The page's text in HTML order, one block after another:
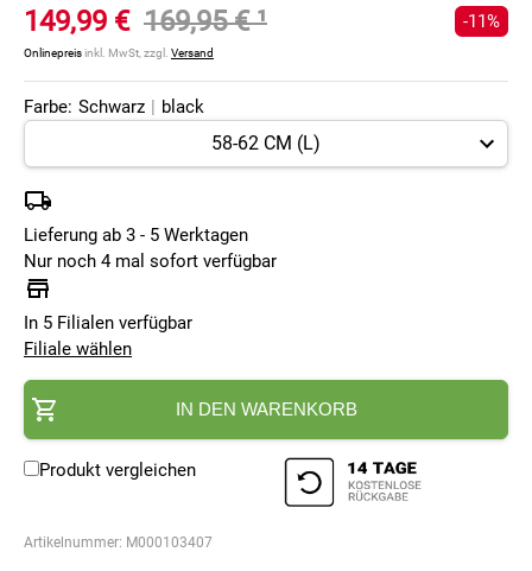
149,99 € 169,95 €¹
Onlinepreisinkl. MwSt, zzgl. Versand
-11%
Farbe: Schwarz | black
Lieferung ab 3 - 5 Werktagen
Nur noch 4 mal sofort verfügbar
In 5 Filialen verfügbar
Filiale wählen
IN DEN WARENKORB
Produkt vergleichen
Artikelnummer: M000103407